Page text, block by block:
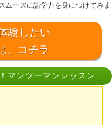
ムーズに語学力を身につけてみま
験したい
、コチラ
マンツーマンレッスン